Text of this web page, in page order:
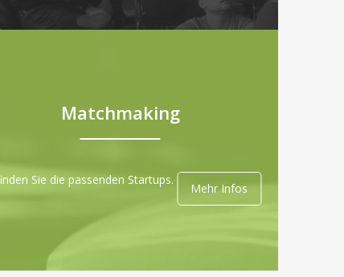
Matchmaking
Sie die passenden Startups.
Mehr Infos